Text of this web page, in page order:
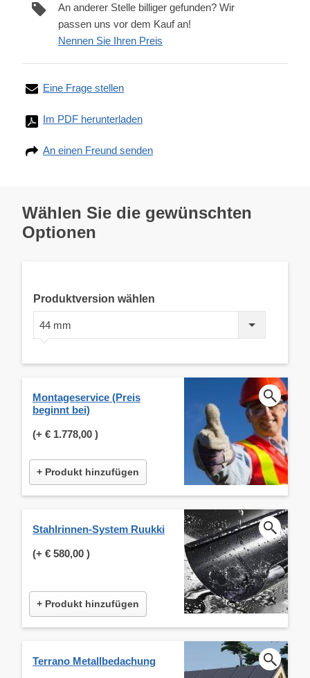
An anderer Stelle billiger gefunden? Wir
passen uns vor dem Kauf an!
Nennen Sie Ihren Preis
Eine Frage stellen
Im PDF herunterladen
An einen Freund senden
Wählen Sie die gewünschten
Optionen
Produktversion wählen
44 mm
Montageservice (Preis
beginnt bei)
(+ € 1.778,00 )
+ Produkt hinzufügen
Stahlrinnen-System Ruukki
(+ € 580,00 )
+ Produkt hinzufügen
Terrano Metallbedachung